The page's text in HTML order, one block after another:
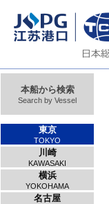
本船から検索
Search by Vessel
東京
TOKYO
川崎
KAWASAKI
横浜
YOKOHAMA
名古屋